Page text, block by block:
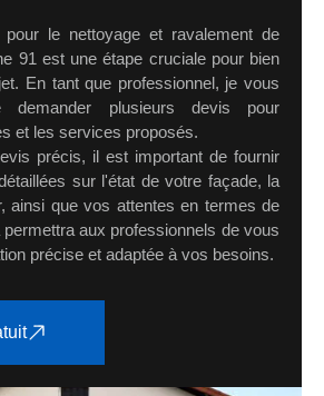
le nettoyage et ravalement de
91 est une étape cruciale pour bien
En tant que professionnel, je vous
demander plusieurs devis pour
et les services proposés.
précis, il est important de fournir
sur l'état de votre façade, la
ainsi que vos attentes en termes de
permettra aux professionnels de vous
précise et adaptée à vos besoins.